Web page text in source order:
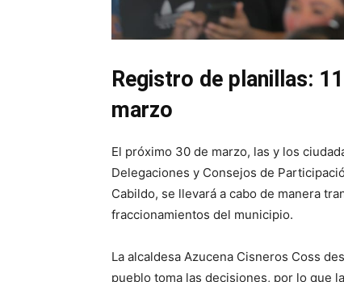
Registro de planillas:
marzo
El próximo 30 de marzo, las y los
Delegaciones y Consejos de
Cabildo, se llevará a cabo de manera
fraccionamientos del municipio.
La alcaldesa Azucena Cisneros Coss
pueblo toma las decisiones, por lo que